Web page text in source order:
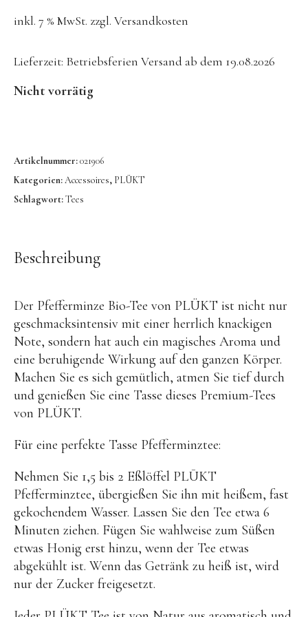
Konges Sløjd
LIEWOOD
MIKANU | Decken & Rasseln
MIMI’lou | Wanddeko
notthegirl | Seife & Kerzen
OYOY living
OVO things | Kerzenhalter
PLÜKT | Tees
Sköna Ting | Papeterie
YEYE Sonnenbrillen für Kinder
the Munio | Duftkerzen & Seifen
TILDA Puppen
Spielen
Basteln & Experimente
inkl. 7 % MwSt. zzgl. Versandkosten
Lieferzeit: Betriebsferien Versand ab dem 19.08.2026
Nicht vorrätig
Artikelnummer:021906
Kategorien:Accessoires, PLÜKT
Schlagwort:Tees
Beschreibung
Der Pfefferminze Bio-Tee von PLÜKT ist nicht nur
geschmacksintensiv mit einer herrlich knackigen
Note, sondern hat auch ein magisches Aroma und
eine beruhigende Wirkung auf den ganzen Körper.
Machen Sie es sich gemütlich, atmen Sie tief durch
und genießen Sie eine Tasse dieses Premium-Tees
von PLÜKT.
Für eine perfekte Tasse Pfefferminztee:
Nehmen Sie 1,5 bis 2 Eßlöffel PLŪKT
Pfefferminztee, übergießen Sie ihn mit heißem, fast
gekochendem Wasser. Lassen Sie den Tee etwa 6
Minuten ziehen. Fügen Sie wahlweise zum Süßen
etwas Honig erst hinzu, wenn der Tee etwas
abgekühlt ist. Wenn das Getränk zu heiß ist, wird
nur der Zucker freigesetzt.